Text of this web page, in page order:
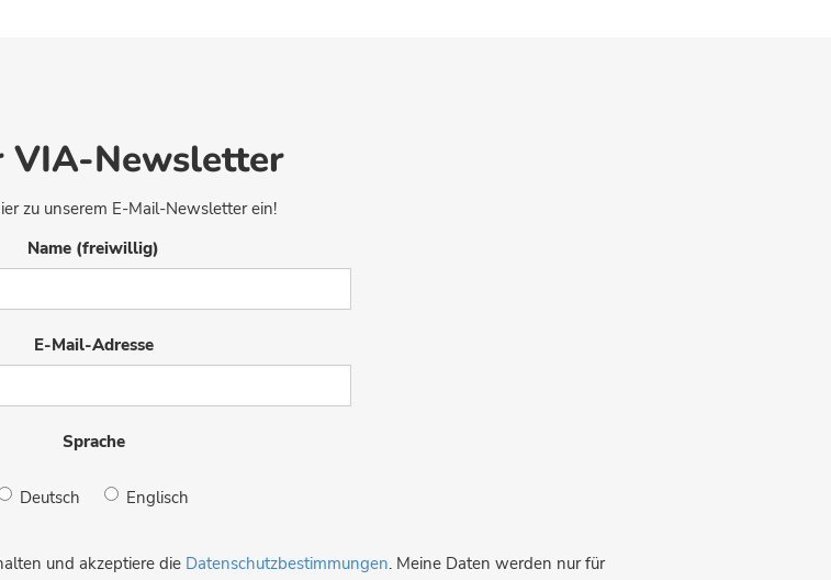
VIA-Newsletter
zu unserem E-Mail-Newsletter ein!
Name (freiwillig)
E-Mail-Adresse
Sprache
Deutsch Englisch
und akzeptiere die Datenschutzbestimmungen. Meine Daten werden nur für